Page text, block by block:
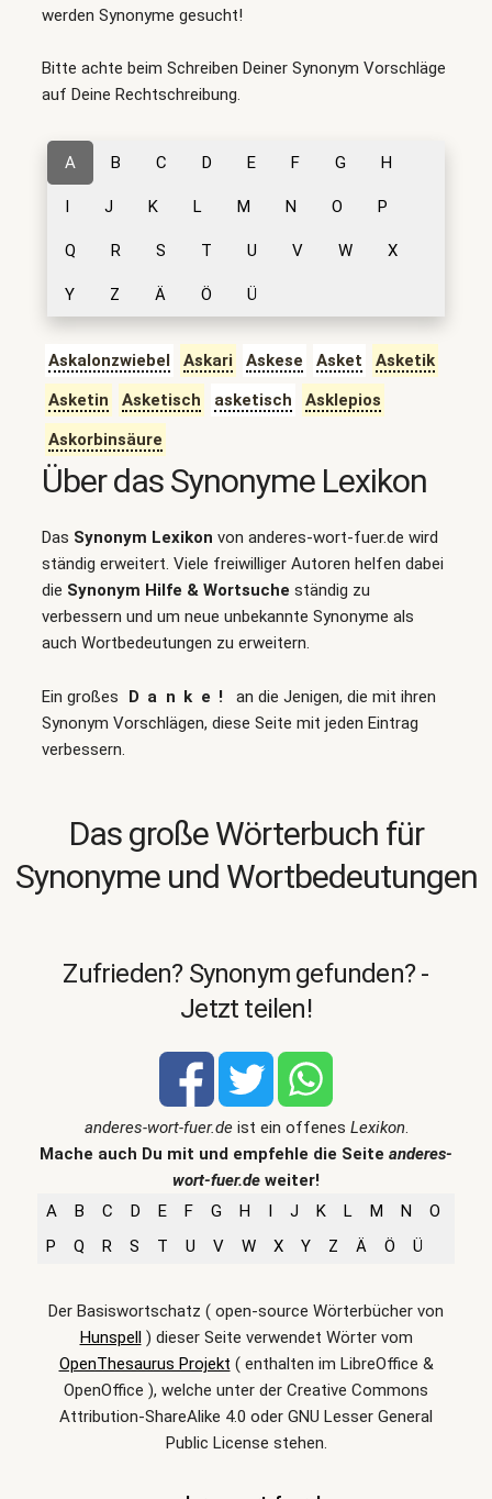
werden Synonyme gesucht!
Bitte achte beim Schreiben Deiner Synonym Vorschläge
auf Deine Rechtschreibung.
A B C D E F G H
I J K L M N O P
Q R S T U V W X
Y Z Ä Ö Ü
Askalonzwiebel Askari Askese Asket
Asketik
Asketin
Asketisch asketisch
Asklepios
Askorbinsäure
Über das Synonyme Lexikon
Das Synonym Lexikon von anderes-wort-fuer.de wird
ständig erweitert. Viele freiwilliger Autoren helfen dabei
die Synonym Hilfe & Wortsuche ständig zu
verbessern und um neue unbekannte Synonyme als
auch Wortbedeutungen zu erweitern.
Ein großes Danke!
an die Jenigen, die mit ihren
Synonym Vorschlägen, diese Seite mit jeden Eintrag
verbessern.
Das große Wörterbuch für
Synonyme und Wortbedeutungen
Zufrieden? Synonym gefunden? -
Jetzt teilen!
anderes-wort-fuer.deist ein offenes Lexikon.
Mache auch Du mit und empfehle die Seite anderes-
wort-fuer.de weiter!
A
B C D E F G H I J K L M N
O
P
Q R S T U V W X Y Z Ä Ö Ü
Der Basiswortschatz ( open-source Wörterbücher von
Hunspell) dieser Seite verwendet Wörter vom
OpenThesaurus Projekt ( enthalten im LibreOffice &
OpenOffice ), welche unter der Creative Commons
Attribution-ShareAlike 4.0 oder GNU Lesser General
Public License stehen.